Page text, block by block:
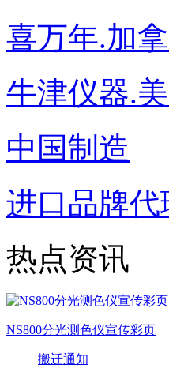
喜万年.加
牛津仪器.
中国制造
进口品牌代
热点资讯
NS800分光测色仪宣传彩页
搬迁通知